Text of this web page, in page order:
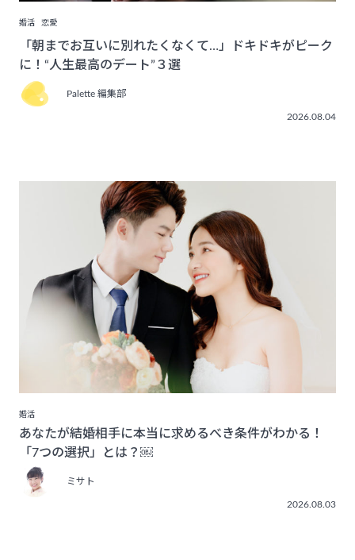
婚活 恋愛
「朝までお互いに別れたくなくて…」ドキドキがピーク
に！“人生最高のデート”３選
Palette 編集部
2026.08.04
婚活
あなたが結婚相手に本当に求めるべき条件がわかる！
「7つの選択」とは？￼
ミサト
2026.08.03